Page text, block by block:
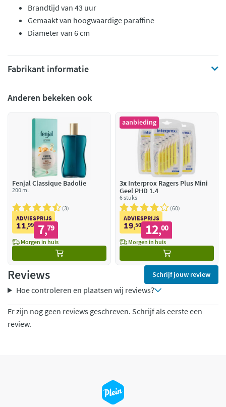
Brandtijd van 43 uur
Gemaakt van hoogwaardige paraffine
Diameter van 6 cm
Fabrikant informatie
Anderen bekeken ook
Fenjal Classique Badolie
200 ml
3
ADVIESPRIJS
11,99 7,79
Morgen in huis
aanbieding
3x Interprox Ragers Plus Mini
Geel PHD 1.4
6 stuks
60
ADVIESPRIJS
19,50 12,00
Morgen in huis
Reviews Schrijf jouw review
Hoe controleren en plaatsen wij reviews?
Er zijn nog geen reviews geschreven. Schrijf als eerste een
review.